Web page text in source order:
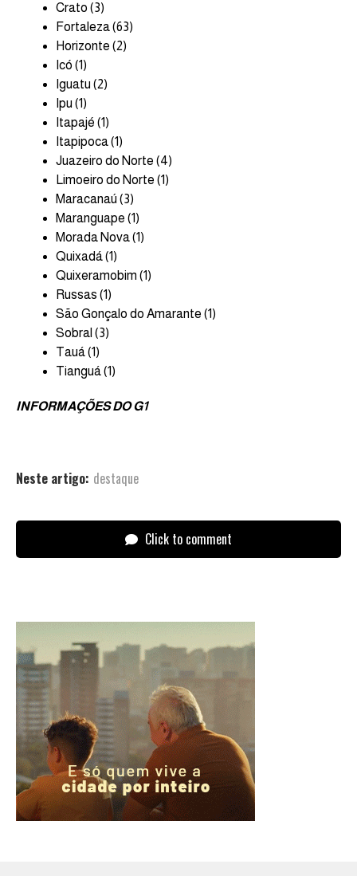
Crato (3)
Fortaleza (63)
Horizonte (2)
Icó (1)
Iguatu (2)
Ipu (1)
Itapajé (1)
Itapipoca (1)
Juazeiro do Norte (4)
Limoeiro do Norte (1)
Maracanaú (3)
Maranguape (1)
Morada Nova (1)
Quixadá (1)
Quixeramobim (1)
Russas (1)
São Gonçalo do Amarante (1)
Sobral (3)
Tauá (1)
Tianguá (1)
INFORMAÇÕES DO G1
Neste artigo: destaque
Click to comment